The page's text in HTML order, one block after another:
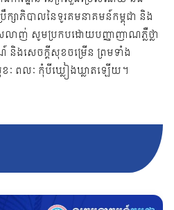
សាភិបាលនៃទូរគមនាគមន៍កម្ពុជា និង
លាញ់ សូមប្រកបដោយបញ្ញាញាណភ្លឺថ្លា
ងសេចក្តីសុខចម្រើន ព្រមទាំង
ខៈ ពលៈ កុំបីឃ្លៀងឃ្លាតឡើយ។